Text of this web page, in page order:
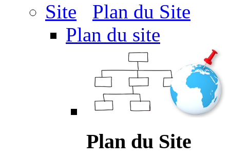
Plan du Site
Plan du site
Plan du Site